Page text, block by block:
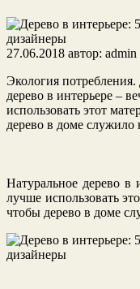
27.06.2018 автор: admin
Экология
дерево в интерьере –
использовать этот
дерево в доме служило
Натуральное дерево
лучше использовать
чтобы дерево в доме